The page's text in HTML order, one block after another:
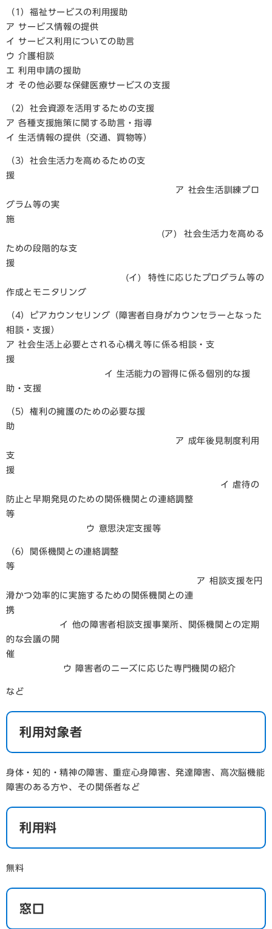
（1）福祉サービスの利用援助
ア サービス情報の提供
イ サービス利用についての助言
ウ 介護相談
エ 利用申請の援助
オ その他必要な保健医療サービスの支援
（2）社会資源を活用するための支援
ア 各種支援施策に関する助言・指導
イ 生活情報の提供（交通、買物等）
（3）社会生活力を高めるための支
援
ア 社会生活訓練プロ
グラム等の実
施
(ア) 社会生活力を高める
ための段階的な支
援
(イ) 特性に応じたプログラム等の
作成とモニタリング
（4）ピアカウンセリング（障害者自身がカウンセラーとなった
相談・支援）
ア 社会生活上必要とされる心構え等に係る相談・支
援
イ 生活能力の習得に係る個別的な援
助・支援
（5）権利の擁護のための必要な援
助
ア 成年後見制度利用
支
援
イ 虐待の
防止と早期発見のための関係機関との連絡調整
等
ウ 意思決定支援等
（6）関係機関との連絡調整
等
ア 相談支援を円
滑かつ効率的に実施するための関係機関との連
携
イ 他の障害者相談支援事業所、関係機関との定期
的な会議の開
催
ウ 障害者のニーズに応じた専門機関の紹介
​など
利用対象者
身体・知的・精神の障害、重症心身障害、発達障害、高次脳機能
障害のある方や、その関係者など
利用料
無料
窓口